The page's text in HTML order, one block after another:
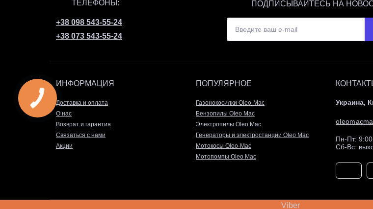
ТЕЛЕФОНЫ:
+38 098 543-55-24
+38 073 543-55-24
ПОДПИСЫВАЙТЕСЬ НА
ИНФОРМАЦИЯ
Доставка и оплата
О нас
Возврат и гарантия
Связаться с нами
Акции
ПОПУЛЯРНОЕ
Газонокосилки Oleo-Mac
Бензопилы Oleo Mac
Электропилы Oleo Mac
Генераторы и электростанции Oleo Mac
Мотокосы Oleo-Mac
Мотопомпы Oleo Mac
Украина,
Пн-Пт:
Сб-Вс:
Viber